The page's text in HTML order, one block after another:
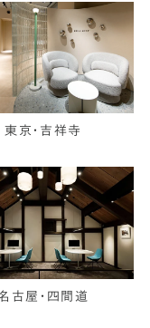
東京・吉祥寺
古屋・四間道